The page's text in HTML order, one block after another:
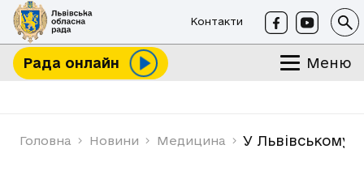
Контакти
Рада онлайн Меню
Головна Новини Медицина У Львівському